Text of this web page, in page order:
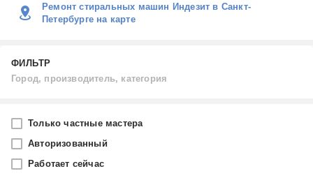
ЗАДАТЬ ВОПРОС МАСТЕРАМ
Ремонт стиральных машин Индезит в Санкт-
Петербурге на карте
ФИЛЬТР
Город, производитель, категория
Санкт-Петербург
Производитель
Только частные мастера
Авторизованный
Работает сейчас